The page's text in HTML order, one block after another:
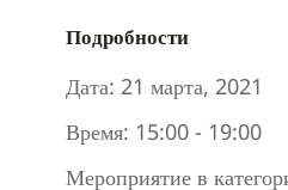
Подробности
Дата: 21 марта, 2021
Время: 15:00 - 19:00
Мероприятие в